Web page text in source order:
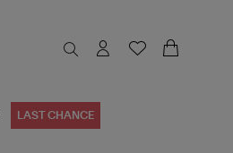
LAST CHANCE